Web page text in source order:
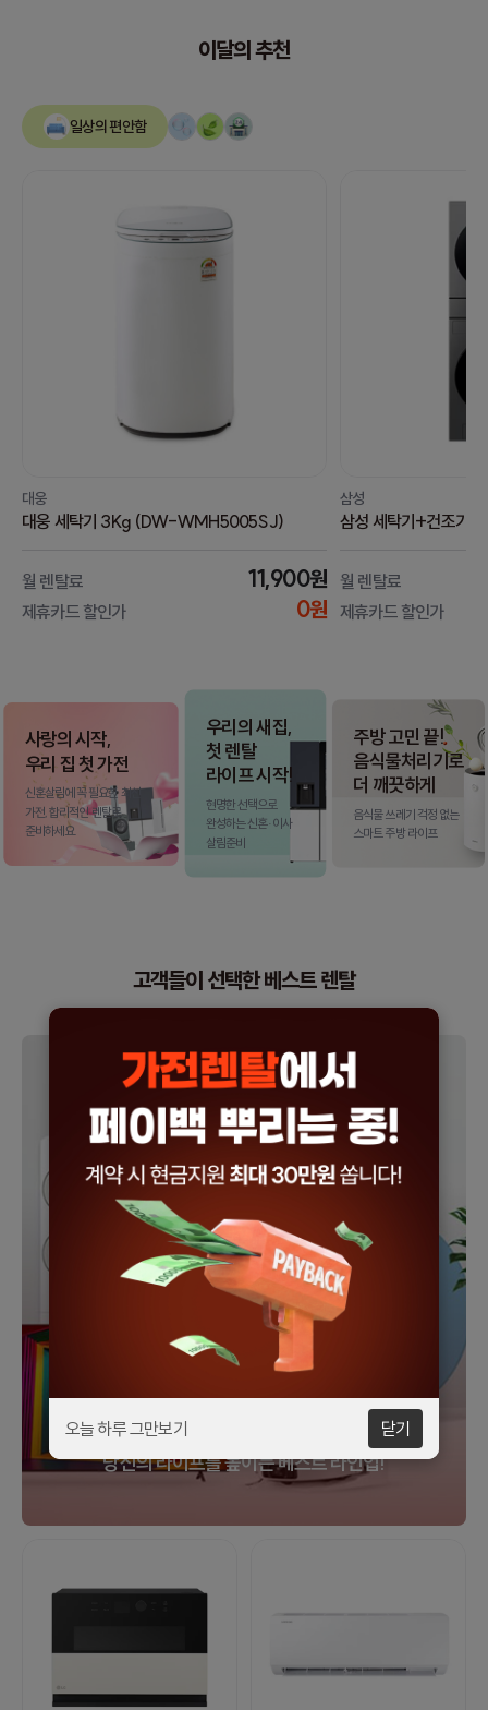
오늘 하루 그만보기 닫기
이달의 추천
일상의 편안함
대웅
대웅 세탁기 3Kg (DW-WMH5005SJ)
월 렌탈료 11,900원
제휴카드 할인가 0원
삼성
삼성 세탁기+건조기
월 렌탈료
제휴카드 할인가
사랑의 시작,
우리 집 첫 가전
신혼살림에 꼭 필요한 최신
가전, 합리적인 렌탈로
준비하세요.
우리의 새집,
첫 렌탈
라이프 시작!
현명한 선택으로
완성하는 신혼·이사
살림준비
주방 고민 끝!
음식물처리기로
더 깨끗하게
음식물 쓰레기 걱정 없는
스마트 주방 라이프
고객들이 선택한 베스트 렌탈
당신의 라이프를 높이는 베스트 라인업!